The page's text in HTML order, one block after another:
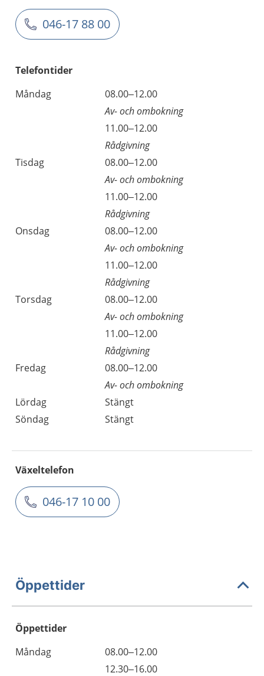
046-17 88 00
Telefontider
Måndag
08.00–12.00
Av- och ombokning
11.00–12.00
Rådgivning
Tisdag
08.00–12.00
Av- och ombokning
11.00–12.00
Rådgivning
Onsdag
08.00–12.00
Av- och ombokning
11.00–12.00
Rådgivning
Torsdag
08.00–12.00
Av- och ombokning
11.00–12.00
Rådgivning
Fredag
08.00–12.00
Av- och ombokning
Lördag
Stängt
Söndag
Stängt
Växeltelefon
046-17 10 00
Öppettider
Öppettider
Dag
Öppettider
Kommentarer
Måndag
08.00–12.00
12.30–16.00